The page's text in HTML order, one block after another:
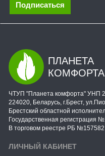
Подписаться
ПЛАНЕТА
КОМФОРТА
ЧТУП "Планета комфорта" УНП
224020, Беларусь, г.Брест,
Брестский областной
Государственная регистрация
В торговом реестре РБ
ЛИЧНЫЙ КАБИНЕТ